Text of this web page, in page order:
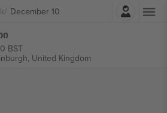
December 10შესვლა
BST
United Kingdom